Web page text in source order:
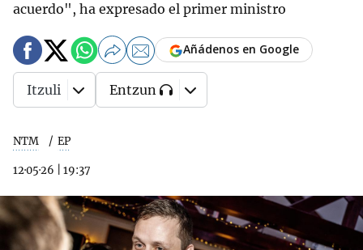
acuerdo", ha expresado el primer ministro
NTM EP
12·05·26 19:37
Añádenos en Google
Itzuli Entzun